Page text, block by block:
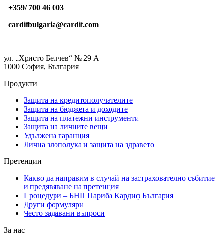
+359/ 700 46 003
cardifbulgaria@cardif.com
ул. „Христо Белчев“ № 29 А
1000 София, България
Продукти
Защита на кредитополучателите
Защита на бюджета и доходите
Защита на платежни инструменти
Защита на личните вещи
Удължена гаранция
Лична злополука и защита на здравето
Претенции
Какво да направим в случай на застрахователно събитие
и предявяване на претенция
Процедури – БНП Париба Кардиф България
Други формуляри
Често задавани въпроси
За нас